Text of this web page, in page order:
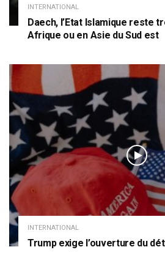
INTERNATIONAL
Daech, l’Etat Islamique reste
Afrique ou en Asie du Sud est
INTERNATIONAL
Trump exige l’ouverture du